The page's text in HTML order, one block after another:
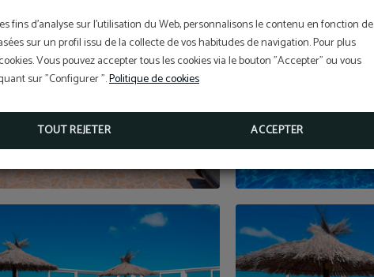
fins d'analyse sur l'utilisation du Web, personnalisons le contenu en fonction de
sur un profil issu de la collecte de vos habitudes de navigation. Pour plus
Vous pouvez accepter tous les cookies via le bouton "Accepter" ou vous
sur "Configurer ".Politique de cookies
TOUT REJETER ACCEPTER